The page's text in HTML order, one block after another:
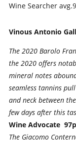
Wine Searcher
Vinous Antonio
The 2020 Barolo
the 2020 offers
mineral notes
seamless tannins
and neck between
few days after this
Wine Advocate
The Giacomo